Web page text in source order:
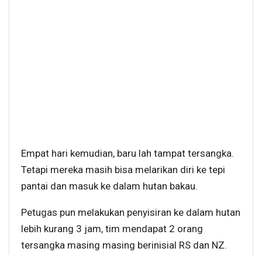
Empat hari kemudian, baru lah tampat tersangka.
Tetapi mereka masih bisa melarikan diri ke tepi
pantai dan masuk ke dalam hutan bakau.
Petugas pun melakukan penyisiran ke dalam hutan
lebih kurang 3 jam, tim mendapat 2 orang
tersangka masing masing berinisial RS dan NZ.